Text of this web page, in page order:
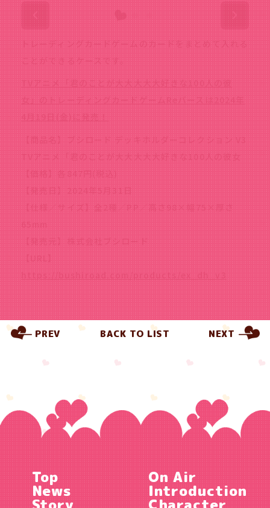
トレーディングカードゲームのカードをまとめて入れる
ことができるケースです。
TVアニメ「君のことが大大大大大好きな100人の彼
女」のトレーディングカードゲームReバースは2024年
4月19日(金)に発売！
【商品名】ブシロード デッキホルダーコレクション V3
TVアニメ「君のことが大大大大大好きな100人の彼女
【価格】各847円(税込)
【発売日】2024年5月31日
【仕様／サイズ】全2種／PP／高さ98×幅75×厚さ
65mm
【発売元】株式会社ブシロード
【URL】
https://bushiroad.com/products/ex_dh_v3
PREV BACK TO LIST NEXT
Top On Air
News Introduction